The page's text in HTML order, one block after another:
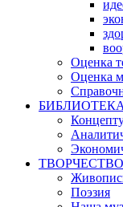
Оценка
Оценка
БИБЛИОТЕКА
ТВОРЧЕСТВО
Поэзия